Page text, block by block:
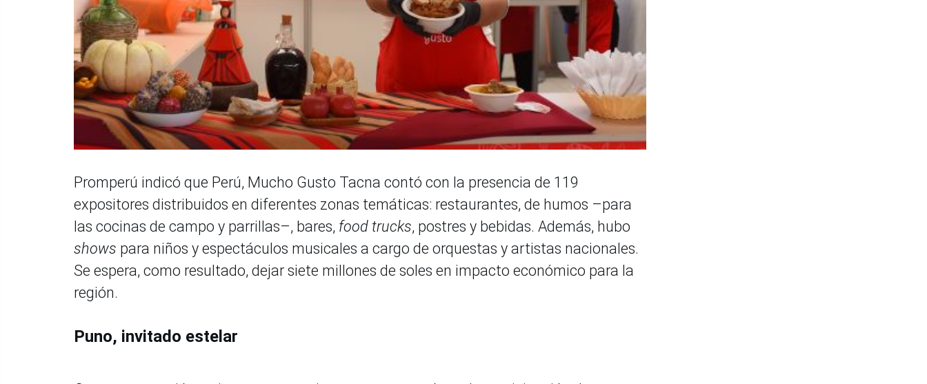
Promperú indicó que Perú, Mucho Gusto Tacna contó con la presencia de 119
expositores distribuidos en diferentes zonas temáticas: restaurantes, de humos –para
las cocinas de campo y parrillas–, bares, food trucks, postres y bebidas. Además, hubo
shows para niños y espectáculos musicales a cargo de orquestas y artistas nacionales.
Se espera, como resultado, dejar siete millones de soles en impacto económico para la
región.
Puno, invitado estelar